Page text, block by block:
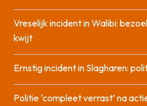
Vreselijk incident in Walibi:
kwijt
Ernstig incident in Slagharen:
Politie ‘compleet verrast’ na